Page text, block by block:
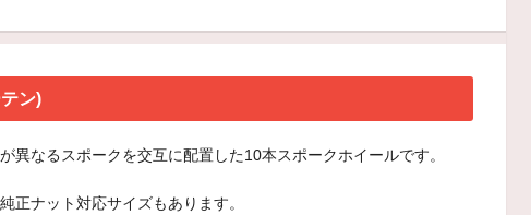
ン)
異なるスポークを交互に配置した10本スポークホイールです。
正ナット対応サイズもあります。